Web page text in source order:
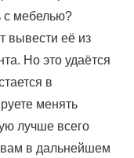
с мебелью?
вывести её из
Но это удаётся
в
менять
лучше всего
в дальнейшем